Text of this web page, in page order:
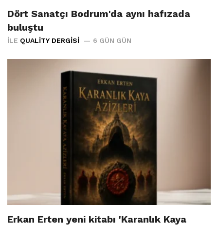
Dört Sanatçı Bodrum'da aynı hafızada
buluştu
İLE QUALITY DERGISI 6 GÜN GÜN
Erkan Erten yeni kitabı 'Karanlık Kaya